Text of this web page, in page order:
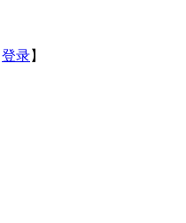
登录】